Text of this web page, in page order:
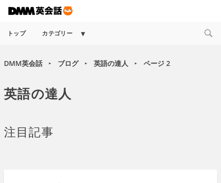
トップ カテゴリー
DMM英会話 ► ブログ ► 英語の達人 ► ページ 2
英語の達人
注目記事